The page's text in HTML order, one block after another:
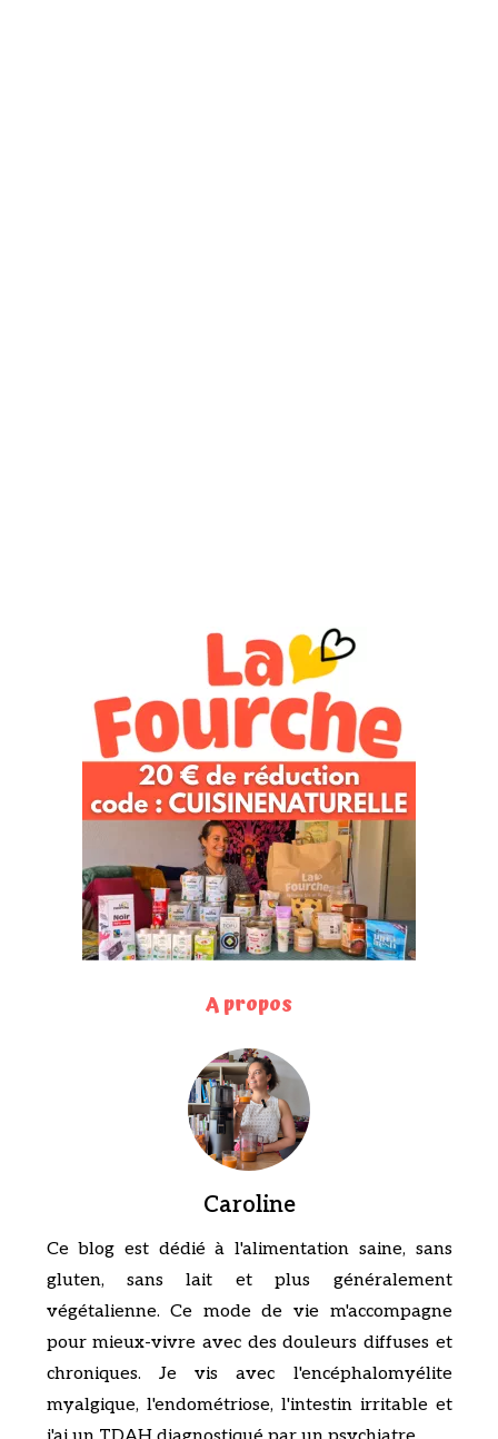
A propos
Caroline
Ce blog est dédié à l'alimentation saine, sans
gluten, sans lait et plus généralement
végétalienne. Ce mode de vie m'accompagne
pour mieux-vivre avec des douleurs diffuses et
chroniques. Je vis avec l'encéphalomyélite
myalgique, l'endométriose, l'intestin irritable et